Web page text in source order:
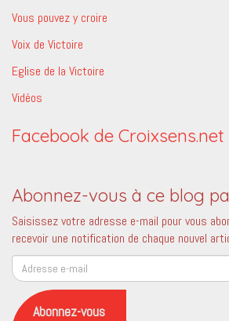
Vous pouvez y croire
Voix de Victoire
Eglise de la Victoire
Vidéos
Facebook de Croixsens.net
Abonnez-vous à ce blog
Saisissez votre adresse e-mail pour vous
recevoir une notification de chaque nouvel
Adresse
e-
mail
Abonnez-vous